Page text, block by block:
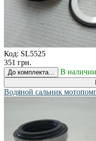
Код: SL5525
351 грн.
До комплекта... В наличии
Водяной сальник